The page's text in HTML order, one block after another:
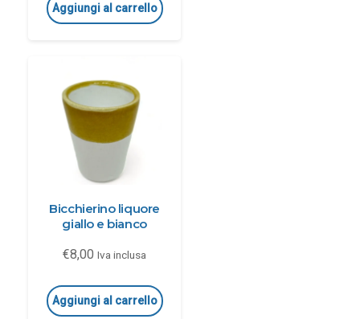
Aggiungi al carrello
Bicchierino liquore
giallo e bianco
€8,00 Iva inclusa
Aggiungi al carrello